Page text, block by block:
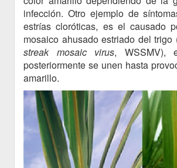
infección. Otro ejemplo de
estrías cloróticas, es el causado
mosaico ahusado estriado del trigo
streak mosaic virus, WSSMV),
posteriormente se unen hasta
amarillo.